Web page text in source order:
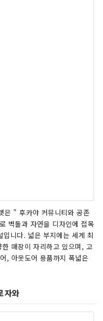
은 " 후카야 커뮤니티와 공존
벽돌과 자연을 디자인에 접목
니다. 넓은 부지에는 세계 최
매장이 자리하고 있으며, 고
, 아웃도어 용품까지 폭넓은
자와